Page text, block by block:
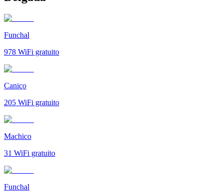
Funchal
978 WiFi gratuito
Caniço
205 WiFi gratuito
Machico
31 WiFi gratuito
Funchal